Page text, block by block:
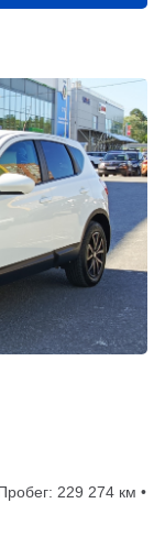
229 274 км •